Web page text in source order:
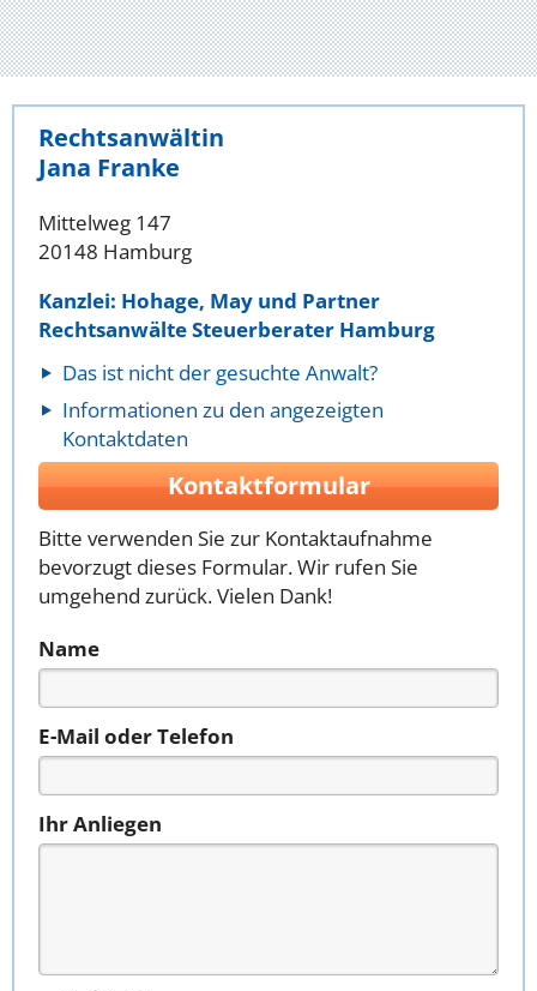
Rechtsanwältin
Jana Franke
Mittelweg 147
20148 Hamburg
Kanzlei: Hohage, May und Partner
Rechtsanwälte Steuerberater Hamburg
Das ist nicht der gesuchte Anwalt?
Informationen zu den angezeigten
Kontaktdaten
Kontaktformular
Bitte verwenden Sie zur Kontaktaufnahme
bevorzugt dieses Formular. Wir rufen Sie
umgehend zurück. Vielen Dank!
Name
E-Mail oder Telefon
Ihr Anliegen